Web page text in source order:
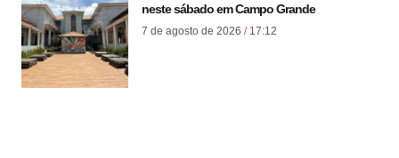
neste sábado em Campo Grande
7 de agosto de 2026 17:12